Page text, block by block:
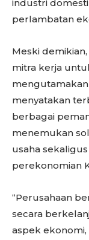
industri
perlambatan
Meski
mitra kerja
menyatakan
berbagai
menemukan
usaha
perekonomian
“Perusahaan
secara
aspek